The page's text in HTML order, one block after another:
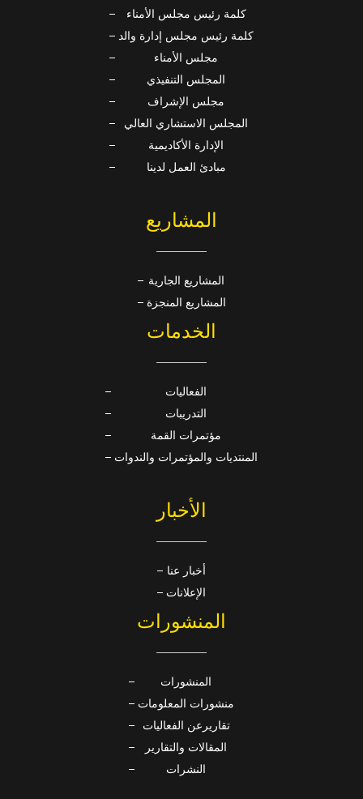
كلمة رئيس مجلس الأمناء
كلمة رئيس مجلس إدارة والد
مجلس الأمناء
المجلس التنفيذي
مجلس الإشراف
المجلس الاستشاري العالي
الإدارة الأكاديمية
مبادئ العمل لدينا
المشاريع
المشاريع الجارية
المشاريع المنجزة
الخدمات
الفعاليات
التدريبات
مؤتمرات القمة
المنتديات والمؤتمرات والندوات
الأخبار
أخبار عنا
الإعلانات
المنشورات
المنشورات
منشورات المعلومات
تقاريرعن الفعاليات
المقالات والتقارير
النشرات